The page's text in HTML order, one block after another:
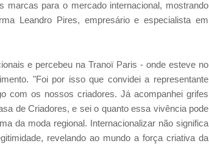
marcas para o mercado internacional, mostrando
Leandro Pires, empresário e especialista em
e percebeu na Tranoï Paris - onde esteve no
"Foi por isso que convidei a representante
com os nossos criadores. Já acompanhei grifes
de Criadores, e sei o quanto essa vivência pode
da moda regional. Internacionalizar não significa
revelando ao mundo a força criativa da